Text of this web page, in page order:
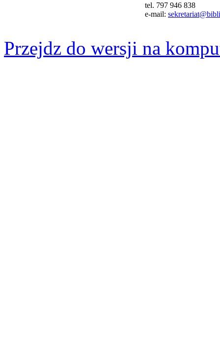
tel. 797 946 838
e-mail:
Przejdz do wersji na